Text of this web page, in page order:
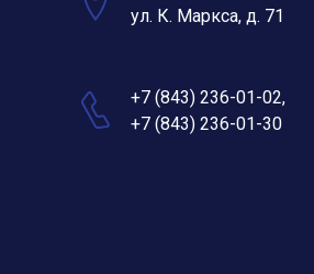
ул. К. Маркса, д. 71
+7 (843) 236-01-02,
+7 (843) 236-01-30